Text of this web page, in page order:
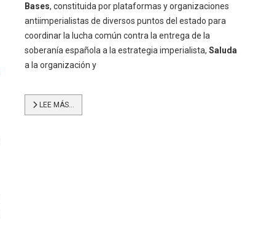
Bases, constituida por plataformas y organizaciones
antiimperialistas de diversos puntos del estado para
coordinar la lucha común contra la entrega de la
soberanía española a la estrategia imperialista,Saluda
a la organización y
LEE MÁS…